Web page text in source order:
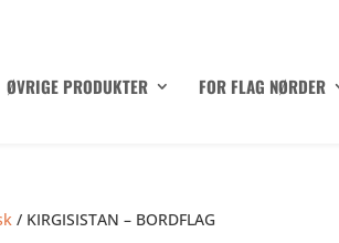
ØVRIGE PRODUKTER FOR FLAG NØRDER
/ KIRGISISTAN – BORDFLAG